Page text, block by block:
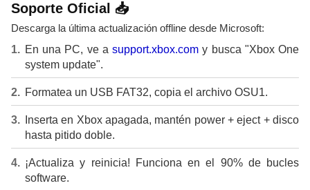
Soporte Oficial 📥
Descarga la última actualización offline desde Microsoft:
En una PC, ve asupport.xbox.com y busca "Xbox One
system update".
Formatea un USB FAT32, copia el archivo OSU1.
Inserta en Xbox apagada, mantén power + eject + disco
hasta pitido doble.
¡Actualiza y reinicia! Funciona en el 90% de bucles
software.